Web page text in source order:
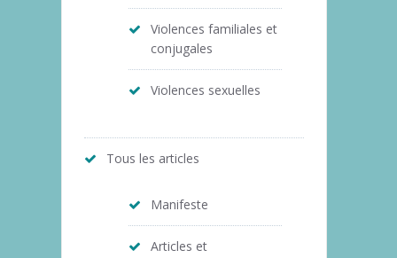
Violences familiales et
conjugales
Violences sexuelles
Tous les articles
Manifeste
Articles et